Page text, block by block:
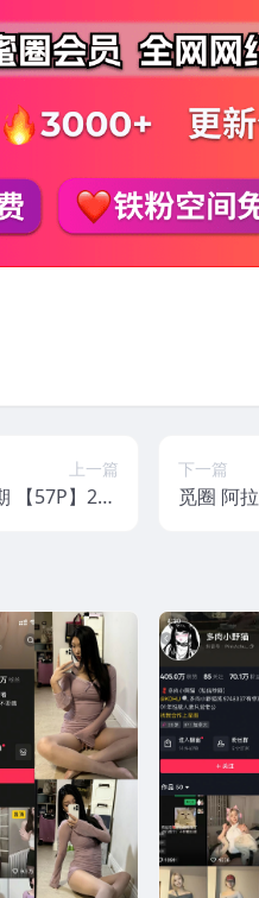
上一篇
【57P】202
下一篇
觅圈 阿